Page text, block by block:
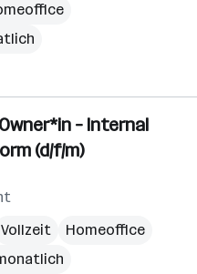
– Internal
(d/f/m)
Vollzeit
Homeoffice